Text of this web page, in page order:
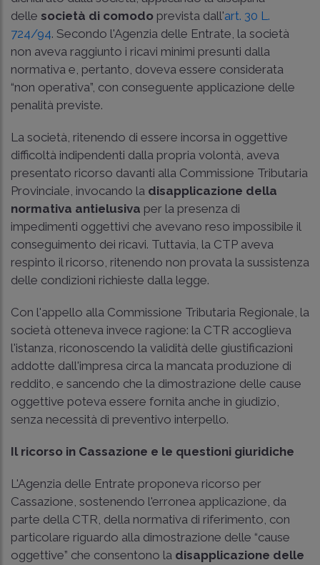
delle società di comodo prevista dall'art. 30 L.
724/94. Secondo l'Agenzia delle Entrate, la società
non aveva raggiunto i ricavi minimi presunti dalla
normativa e, pertanto, doveva essere considerata
“non operativa”, con conseguente applicazione delle
penalità previste.
La società, ritenendo di essere incorsa in oggettive
difficoltà indipendenti dalla propria volontà, aveva
presentato ricorso davanti alla Commissione Tributaria
Provinciale, invocando la disapplicazione della
normativa antielusiva per la presenza di
impedimenti oggettivi che avevano reso impossibile il
conseguimento dei ricavi. Tuttavia, la CTP aveva
respinto il ricorso, ritenendo non provata la sussistenza
delle condizioni richieste dalla legge.
Con l'appello alla Commissione Tributaria Regionale, la
società otteneva invece ragione: la CTR accoglieva
l'istanza, riconoscendo la validità delle giustificazioni
addotte dall'impresa circa la mancata produzione di
reddito, e sancendo che la dimostrazione delle cause
oggettive poteva essere fornita anche in giudizio,
senza necessità di preventivo interpello.
Il ricorso in Cassazione e le questioni giuridiche
L'Agenzia delle Entrate proponeva ricorso per
Cassazione, sostenendo l'erronea applicazione, da
parte della CTR, della normativa di riferimento, con
particolare riguardo alla dimostrazione delle “cause
oggettive” che consentono la disapplicazione delle